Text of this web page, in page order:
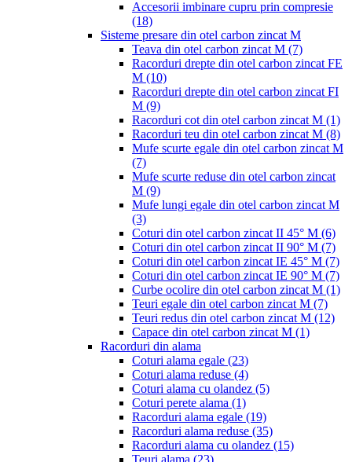
Accesorii imbinare cupru prin compresie
(18)
Sisteme presare din otel carbon zincat M
Teava din otel carbon zincat M (7)
Racorduri drepte din otel carbon zincat FE
M (10)
Racorduri drepte din otel carbon zincat FI
M (9)
Racorduri cot din otel carbon zincat M (1)
Racorduri teu din otel carbon zincat M (8)
Mufe scurte egale din otel carbon zincat M
(7)
Mufe scurte reduse din otel carbon zincat
M (9)
Mufe lungi egale din otel carbon zincat M
(3)
Coturi din otel carbon zincat II 45° M (6)
Coturi din otel carbon zincat II 90° M (7)
Coturi din otel carbon zincat IE 45° M (7)
Coturi din otel carbon zincat IE 90° M (7)
Curbe ocolire din otel carbon zincat M (1)
Teuri egale din otel carbon zincat M (7)
Teuri redus din otel carbon zincat M (12)
Capace din otel carbon zincat M (1)
Racorduri din alama
Coturi alama egale (23)
Coturi alama reduse (4)
Coturi alama cu olandez (5)
Coturi perete alama (1)
Racorduri alama egale (19)
Racorduri alama reduse (35)
Racorduri alama cu olandez (15)
Teuri alama (23)